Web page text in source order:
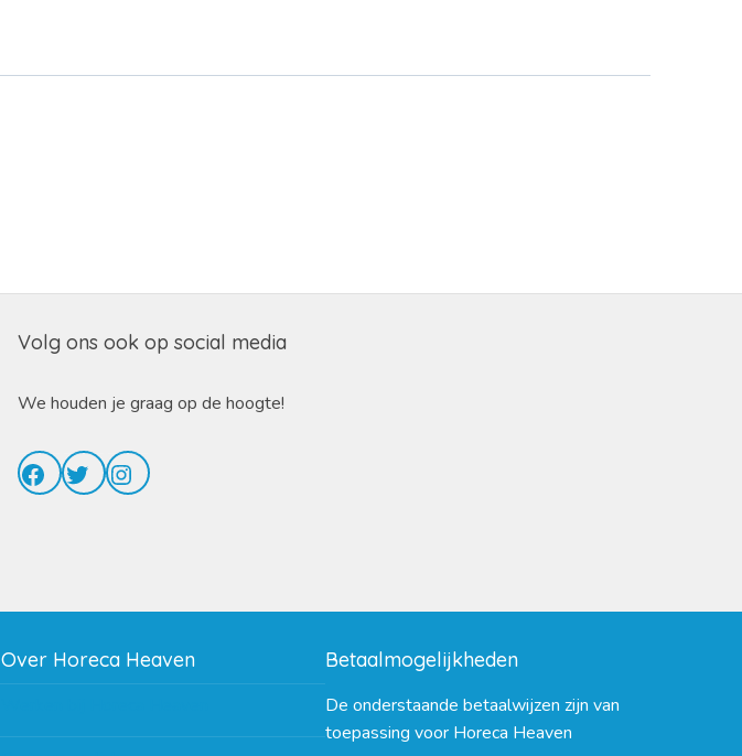
Volg ons ook op social media
We houden je graag op de hoogte!
Facebook
TwitterInstagram
Over Horeca Heaven Betaalmogelijkheden
De onderstaande betaalwijzen zijn van
toepassing voor Horeca Heaven